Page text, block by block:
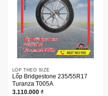
LỐP THEO SIZE
Lốp Bridgestone 235/55R17
Turanza T005A
3.110.000 ₫